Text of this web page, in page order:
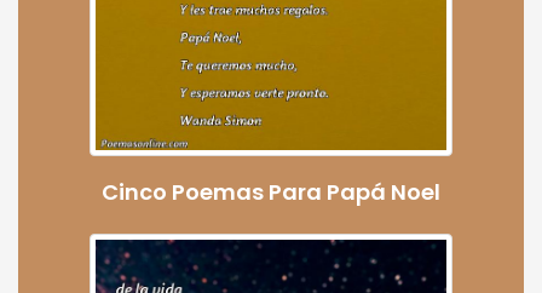
Cinco Poemas Para Papá Noel